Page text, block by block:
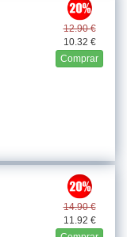
12.90 €
10.32 €
Comprar
14.90 €
11.92 €